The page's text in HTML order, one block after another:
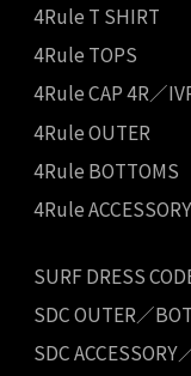
4Rule T SHIRT
4Rule TOPS
4Rule CAP 4R／
4Rule OUTER
4Rule BOTTOMS
4Rule ACCESSORY
SURF DRESS
SDC OUTER／
SDC ACCESSORY